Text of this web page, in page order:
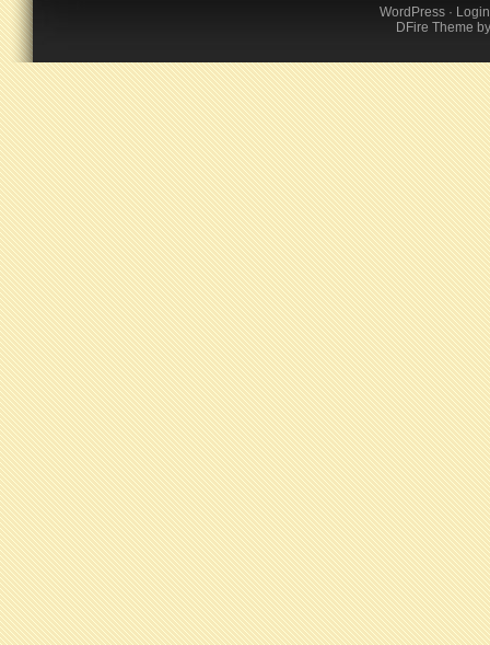
WordPress· Login
DFire Theme